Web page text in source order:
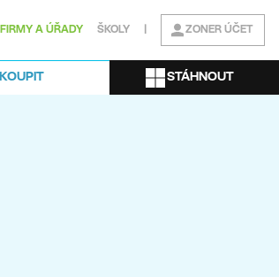
FIRMY A ÚŘADY ŠKOLY ZONER ÚČET
KOUPIT STÁHNOUT